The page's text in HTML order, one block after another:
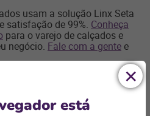
usam a solução Linx Seta
satisfação de 99%. Conheça
para o varejo de calçados e
negócio. Fale com a gente e
está